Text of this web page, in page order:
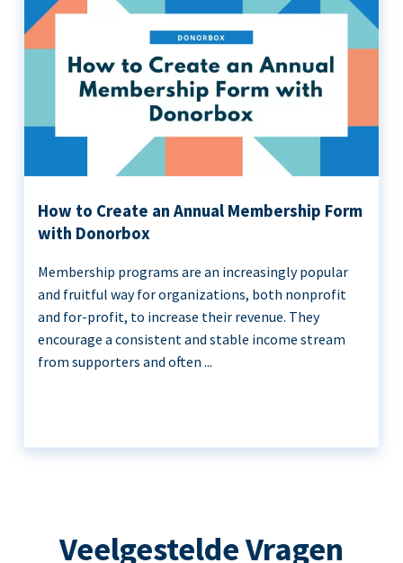
How to Create an Annual Membership Form
with Donorbox
Membership programs are an increasingly popular
and fruitful way for organizations, both nonprofit
and for-profit, to increase their revenue. They
encourage a consistent and stable income stream
from supporters and often ...
Veelgestelde Vragen